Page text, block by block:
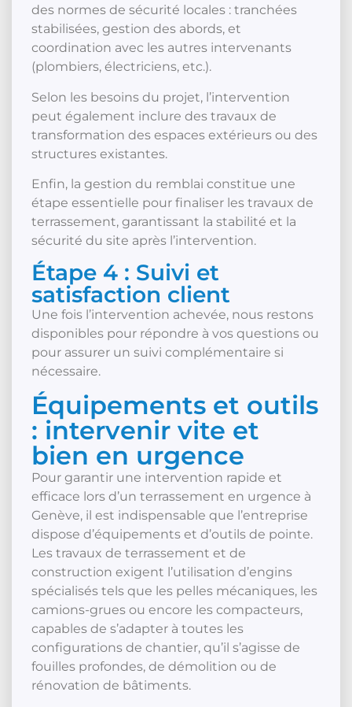
des normes de sécurité locales : tranchées
stabilisées, gestion des abords, et
coordination avec les autres intervenants
(plombiers, électriciens, etc.).
Selon les besoins du projet, l’intervention
peut également inclure des travaux de
transformation des espaces extérieurs ou des
structures existantes.
Enfin, la gestion du remblai constitue une
étape essentielle pour finaliser les travaux de
terrassement, garantissant la stabilité et la
sécurité du site après l’intervention.
Étape 4 : Suivi et
satisfaction client
Une fois l’intervention achevée, nous restons
disponibles pour répondre à vos questions ou
pour assurer un suivi complémentaire si
nécessaire.
Équipements et outils
: intervenir vite et
bien en urgence
Pour garantir une intervention rapide et
efficace lors d’un terrassement en urgence à
Genève, il est indispensable que l’entreprise
dispose d’équipements et d’outils de pointe.
Les travaux de terrassement et de
construction exigent l’utilisation d’engins
spécialisés tels que les pelles mécaniques, les
camions-grues ou encore les compacteurs,
capables de s’adapter à toutes les
configurations de chantier, qu’il s’agisse de
fouilles profondes, de démolition ou de
rénovation de bâtiments.